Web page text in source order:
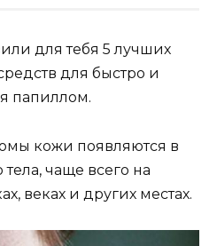
для тебя 5 лучших
для быстро и
папиллом.
кожи появляются в
чаще всего на
веках и других местах.